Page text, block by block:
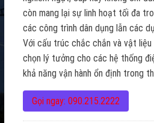
còn mang lại sự linh hoạt tối đa
các công trình dân dụng lẫn các
Với cấu trúc chắc chắn và vật
chọn lý tưởng cho các hệ thống
khả năng vận hành ổn định trong
Gọi ngay: 090.215.2222